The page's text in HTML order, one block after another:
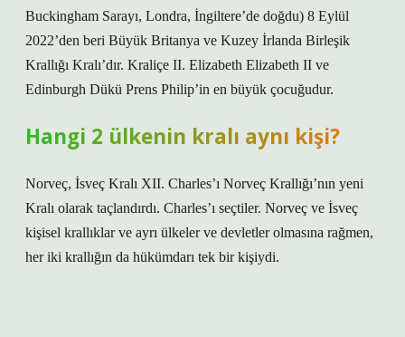
Buckingham Sarayı, Londra, İngiltere’de doğdu) 8 Eylül
2022’den beri Büyük Britanya ve Kuzey İrlanda Birleşik
Krallığı Kralı’dır. Kraliçe II. Elizabeth Elizabeth II ve
Edinburgh Dükü Prens Philip’in en büyük çocuğudur.
Hangi 2 ülkenin kralı aynı kişi?
Norveç, İsveç Kralı XII. Charles’ı Norveç Krallığı’nın yeni
Kralı olarak taçlandırdı. Charles’ı seçtiler. Norveç ve İsveç
kişisel krallıklar ve ayrı ülkeler ve devletler olmasına rağmen,
her iki krallığın da hükümdarı tek bir kişiydi.